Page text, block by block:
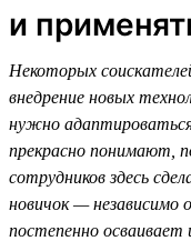
и
Некоторых
внедрение новых
нужно
прекрасно понимают,
сотрудников здесь
новичок —
постепенно